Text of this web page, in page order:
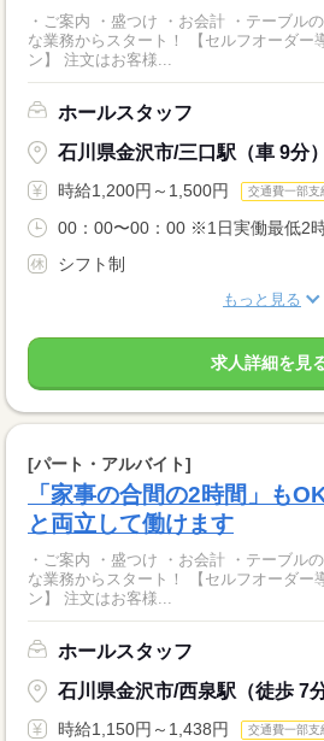
・ご案内 ・盛つけ ・お会計 ・テーブ
な業務からスタート！ 【セルフオーダー導入なので接客がカンタ
ン】 注文はお客様...
ホールスタッフ
石川県金沢市/三口駅（車 9分）
時給1,200円～1,500円 交通費一部支
00：00〜00：00 ※1日実働最低2
シフト制
もっと見る
求人詳細を見
[パート・アルバイト]
「家事の合間の2時間」も
と両立して働けます
・ご案内 ・盛つけ ・お会計 ・テーブ
な業務からスタート！ 【セルフオーダー導入なので接客がカンタ
ン】 注文はお客様...
ホールスタッフ
石川県金沢市/西泉駅（徒歩 7分
時給1,150円～1,438円 交通費一部支